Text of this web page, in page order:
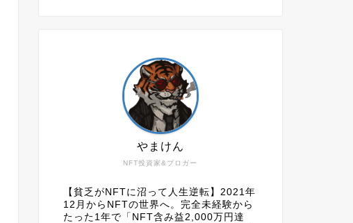
NFT投資家&ブロガー
やまけん
【貧乏がNFTに沼って人生逆転】2021年
12月からNFTの世界へ。完全未経験から
たった1年で「NFT含み益2,000万円達